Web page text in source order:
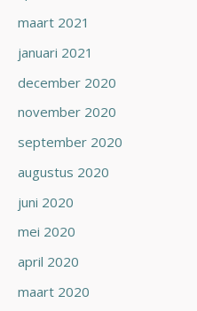
maart 2021
januari 2021
december 2020
november 2020
september 2020
augustus 2020
juni 2020
mei 2020
april 2020
maart 2020